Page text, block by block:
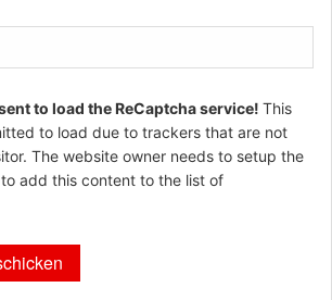
to load the ReCaptcha service! This
to load due to trackers that are not
The website owner needs to setup the
add this content to the list of